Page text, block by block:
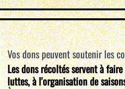
Vos dons peuvent soutenir les
Les dons récoltés servent à
luttes, à l'organisation de